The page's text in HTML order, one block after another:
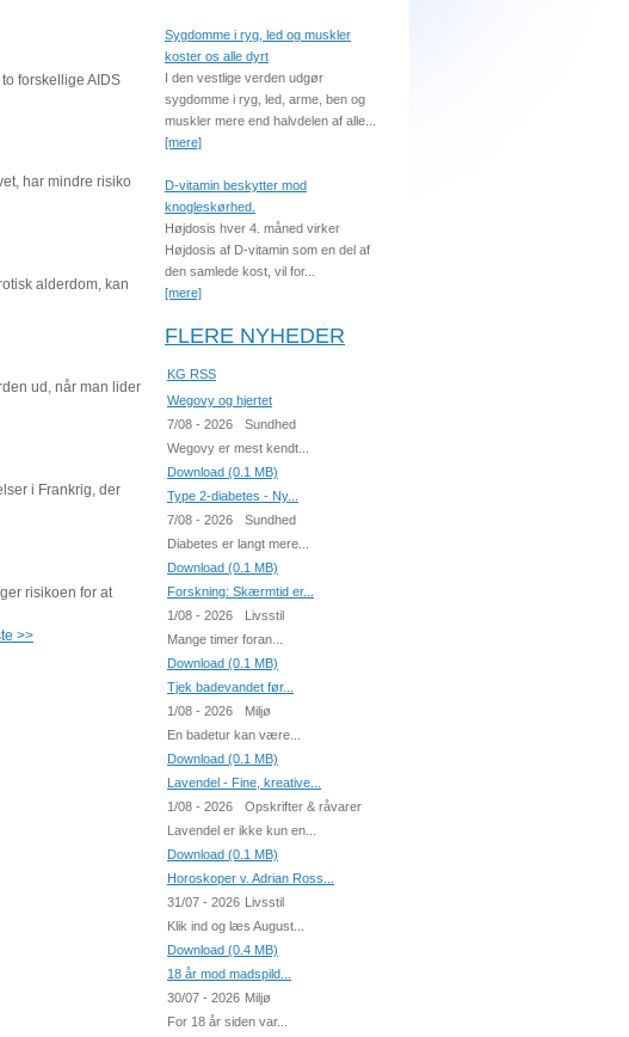
forskellige AIDS
har mindre risiko
alderdom, kan
ud, når man lider
i Frankrig, der
risikoen for at
>>
Sygdomme i ryg, led og muskler
koster os alle dyrt
I den vestlige verden udgør
sygdomme i ryg, led, arme, ben og
muskler mere end halvdelen af alle...
[mere]
D-vitamin beskytter mod
knogleskørhed.
Højdosis hver 4. måned virker
Højdosis af D-vitamin som en del af
den samlede kost, vil for...
[mere]
FLERE NYHEDER
KG RSS
Wegovy og hjertet
7/08 - 2026
Sundhed
Wegovy er mest kendt...
Download (0.1 MB)
Type 2-diabetes - Ny...
7/08 - 2026
Sundhed
Diabetes er langt mere...
Download (0.1 MB)
Forskning: Skærmtid er...
1/08 - 2026
Livsstil
Mange timer foran...
Download (0.1 MB)
Tjek badevandet før...
1/08 - 2026
Miljø
En badetur kan være...
Download (0.1 MB)
Lavendel - Fine, kreative...
1/08 - 2026
Opskrifter & råvarer
Lavendel er ikke kun en...
Download (0.1 MB)
Horoskoper v. Adrian Ross...
31/07 - 2026 Livsstil
Klik ind og læs August...
Download (0.4 MB)
18 år mod madspild...
30/07 - 2026 Miljø
For 18 år siden var...